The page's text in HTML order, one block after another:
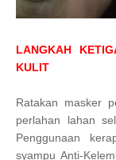
LANGKAH
KULIT
Ratakan masker
perlahan lahan
Penggunaan
syampu Anti-